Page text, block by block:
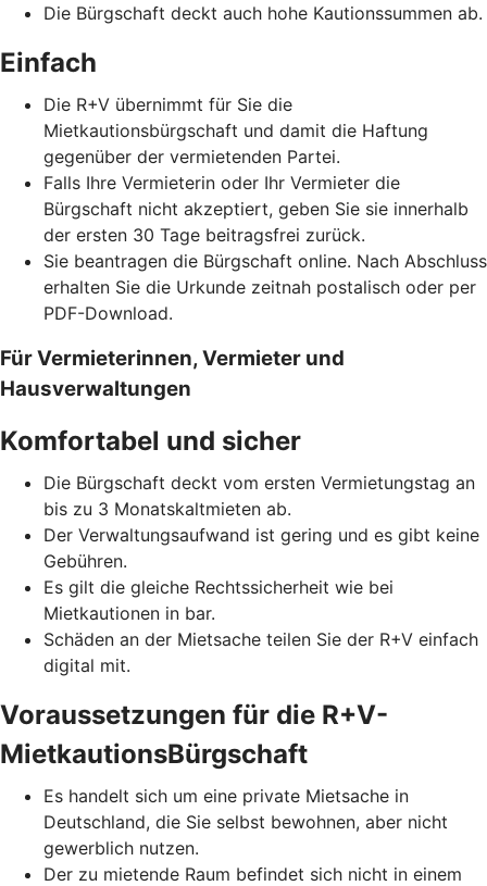
Die Bürgschaft deckt auch hohe Kautionssummen ab.
Einfach
Die R+V übernimmt für Sie die
Mietkautionsbürgschaft und damit die Haftung
gegenüber der vermietenden Partei.
Falls Ihre Vermieterin oder Ihr Vermieter die
Bürgschaft nicht akzeptiert, geben Sie sie innerhalb
der ersten 30 Tage beitragsfrei zurück.
Sie beantragen die Bürgschaft online. Nach Abschluss
erhalten Sie die Urkunde zeitnah postalisch oder per
PDF-Download.
Für Vermieterinnen, Vermieter und
Hausverwaltungen
Komfortabel und sicher
Die Bürgschaft deckt vom ersten Vermietungstag an
bis zu 3 Monatskaltmieten ab.
Der Verwaltungsaufwand ist gering und es gibt keine
Gebühren.
Es gilt die gleiche Rechtssicherheit wie bei
Mietkautionen in bar.
Schäden an der Mietsache teilen Sie der R+V einfach
digital mit.
Voraussetzungen für die R+V-
MietkautionsBürgschaft
Es handelt sich um eine private Mietsache in
Deutschland, die Sie selbst bewohnen, aber nicht
gewerblich nutzen.
Der zu mietende Raum befindet sich nicht in einem